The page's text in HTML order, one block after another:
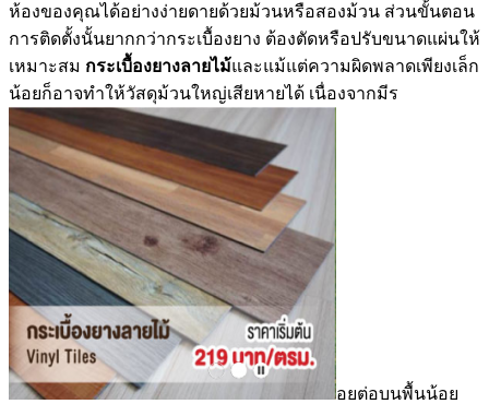
ห้องของคุณได้อย่างง่ายดายด้วยม้วนหรือสองม้วน ส่วนขั้นตอน
การติดตั้งนั้นยากกว่ากระเบื้องยาง ต้องตัดหรือปรับขนาดแผ่นให้
เหมาะสม กระเบื้องยางลายไม้และแม้แต่ความผิดพลาดเพียงเล็ก
น้อยก็อาจทำให้วัสดุม้วนใหญ่เสียหายได้ เนื่องจากมีร
อยต่อบนพื้นน้อย